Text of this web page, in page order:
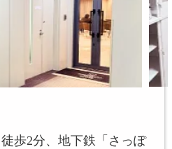
歩2分、地下鉄「さっぽ